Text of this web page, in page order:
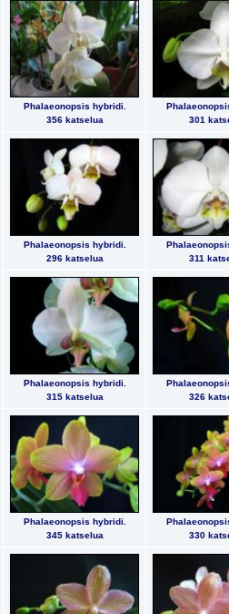
Phalaeonopsis hybridi.
356 katselua
301
Phalaeonopsis hybridi.
296 katselua
311
Phalaeonopsis hybridi.
315 katselua
326
Phalaeonopsis hybridi.
345 katselua
330